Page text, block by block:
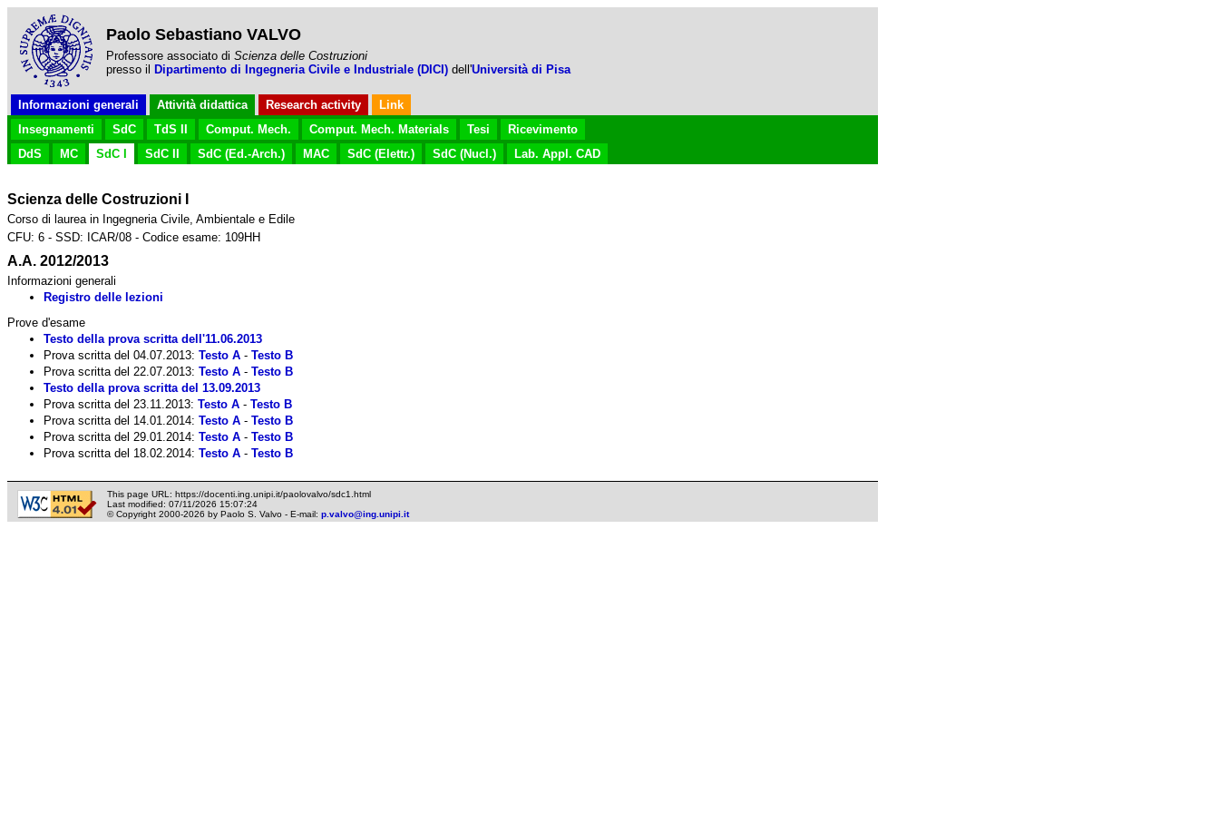
Paolo Sebastiano VALVO
Professore associato di Scienza delle Costruzioni
presso il
Dipartimento di Ingegneria Civile e Industriale (DICI) dell'Università di Pisa
Informazioni generali Attività didattica Research activity
Link
Insegnamenti
SdC TdS II Comput. Mech. Comput. Mech. Materials Tesi
Ricevimento
DdS
MC SdC I SdC II SdC (Ed.-Arch.) MAC SdC (Elettr.) SdC (Nucl.) Lab. Appl. CAD
Scienza delle Costruzioni I
Corso di laurea in Ingegneria Civile, Ambientale e Edile
CFU: 6 - SSD: ICAR/08 - Codice esame: 109HH
A.A. 2012/2013
Informazioni generali
Registro delle lezioni
Prove d'esame
Testo della prova scritta dell'11.06.2013
Prova scritta del 04.07.2013: Testo A - Testo B
Prova scritta del 22.07.2013: Testo A - Testo B
Testo della prova scritta del 13.09.2013
Prova scritta del 23.11.2013: Testo A - Testo B
Prova scritta del 14.01.2014: Testo A - Testo B
Prova scritta del 29.01.2014: Testo A - Testo B
Prova scritta del 18.02.2014: Testo A - Testo B
This page URL: https://docenti.ing.unipi.it/paolovalvo/sdc1.html
Last modified: 07/11/2026 15:07:24
© Copyright 2000-2026 by Paolo S. Valvo - E-mail: p.valvo@ing.unipi.it